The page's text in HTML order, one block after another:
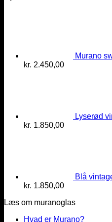
Murano
kr. 2.450,00
Lyserød
kr. 1.850,00
Blå
kr. 1.850,00
Læs om muranoglas
Hvad er Murano?